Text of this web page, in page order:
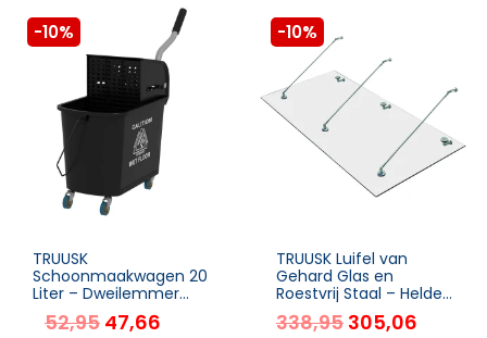
-10%
TRUUSK
Schoonmaakwagen 20
Liter – Dweilemmer
met Pers – 2 Kamers –
Zwart – Handig en
52,95 47,66
-10%
TRUUSK Luifel van
Gehard Glas en
Roestvrij Staal – Helder
Glas – 3 Maten –
Voordeur Overkapping
338,95 305,06